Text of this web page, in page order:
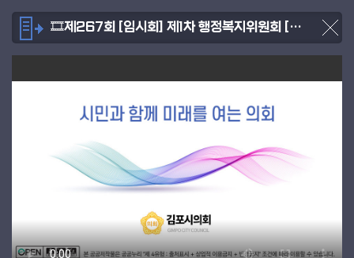
🎞제267회 [임시회] 제1차 행정복지위원회 [2026.05.13.]